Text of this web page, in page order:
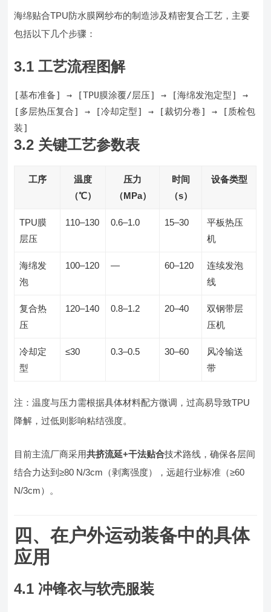
海绵贴合TPU防水膜网纱布的制造涉及精密复合工艺，主要
包括以下几个步骤：
3.1 工艺流程图解
[基布准备] → [TPU膜涂覆/层压] → [海绵发泡定型] →
[多层热压复合] → [冷却定型] → [裁切分卷] → [质检包
装]
3.2 关键工艺参数表
工序
温度
（℃）
压力
（MPa）
时间
（s）
设备类型
TPU膜
层压
110–130 0.6–1.0 15–30
平板热压
机
海绵发
泡
100–120 — 60–120
连续发泡
线
复合热
压
120–140 0.8–1.2 20–40
双钢带层
压机
冷却定
型
≤30 0.3–0.5 30–60
风冷输送
带
注：温度与压力需根据具体材料配方微调，过高易导致TPU
降解，过低则影响粘结强度。
目前主流厂商采用共挤流延+干法贴合技术路线，确保各层间
结合力达到≥80 N/3cm（剥离强度），远超行业标准（≥60
N/3cm）。
四、在户外运动装备中的具体
应用
4.1 冲锋衣与软壳服装